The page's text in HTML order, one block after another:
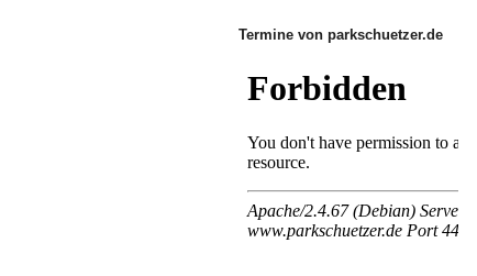
Termine von parkschuetzer.de